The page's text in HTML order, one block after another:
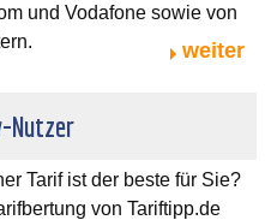
und Vodafone sowie von
weiter
Nutzer
Tarif ist der beste für Sie?
von Tariftipp.de